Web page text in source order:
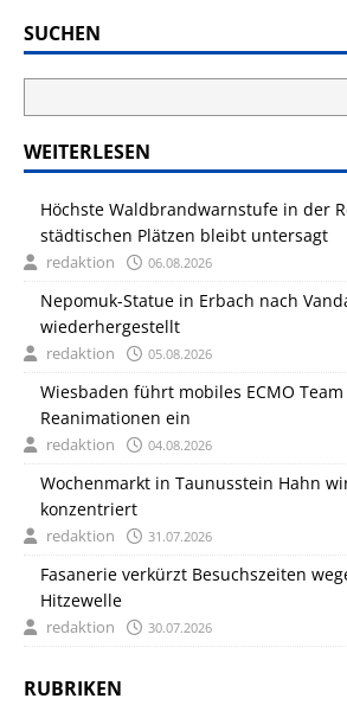
SUCHEN
WEITERLESEN
Höchste Waldbrandwarnstufe in der
städtischen Plätzen bleibt untersagt
redaktion 06.08.2026
Nepomuk-Statue in Erbach nach
wiederhergestellt
redaktion 05.08.2026
Wiesbaden führt mobiles ECMO
Reanimationen ein
redaktion 04.08.2026
Wochenmarkt in Taunusstein Hahn
konzentriert
redaktion 31.07.2026
Fasanerie verkürzt Besuchszeiten
Hitzewelle
redaktion 30.07.2026
RUBRIKEN